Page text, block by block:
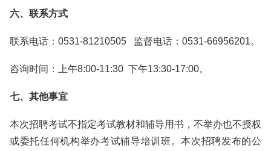
六、联系方式
联系电话：0531-81210505 监督电话：0531-66956201。
咨询时间：上午8:00-11:30 下午13:30-17:00。
七、其他事宜
本次招聘考试不指定考试教材和辅导用书，不举办也不授权
或委托任何机构举办考试辅导培训班。本次招聘发布的公